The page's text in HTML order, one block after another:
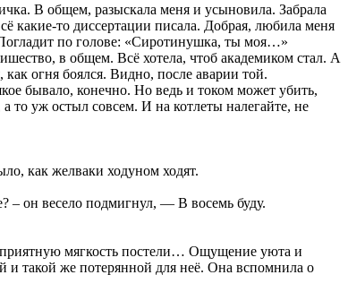
В общем, разыскала меня и усыновила. Забрала
какие-то диссертации писала. Добрая, любила меня
по голове: «Сиротинушка, ты моя…»
в общем. Всё хотела, чтоб академиком стал. А
огня боялся. Видно, после аварии той.
бывало, конечно. Но ведь и током может убить,
то уж остыл совсем. И на котлеты налегайте, не
как желваки ходуном ходят.
он весело подмигнул, — В восемь буду.
приятную мягкость постели… Ощущение уюта и
и такой же потерянной для неё. Она вспомнила о